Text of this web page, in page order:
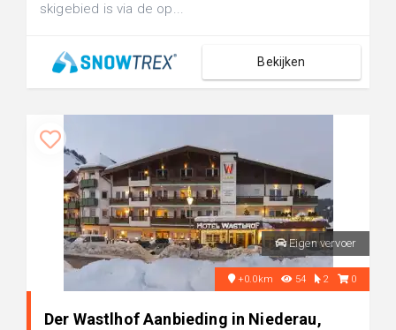
skigebied is via de op...
Bekijken
Eigen vervoer
+0.0km 54 2 0
Der Wastlhof Aanbieding in Niederau,